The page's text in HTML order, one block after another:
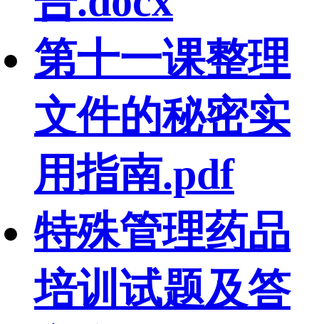
第十一课整理
文件的秘密实
用指南.pdf
特殊管理药品
培训试题及答